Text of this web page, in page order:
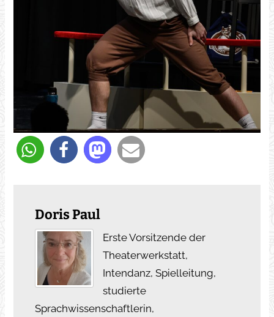
Doris Paul
Erste Vorsitzende der
Theaterwerkstatt,
Intendanz, Spielleitung,
studierte
Sprachwissenschaftlerin,